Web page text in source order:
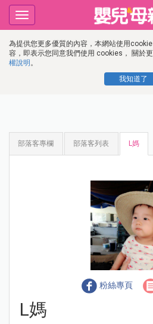
為提供您更多優質的內容，本網站使用
容，即表示您同意我們使用 cookies， 關於
權說明 。
我知道了
Toggle
navigation
部落客專欄 部落客列表 L媽
粉絲專頁
L媽